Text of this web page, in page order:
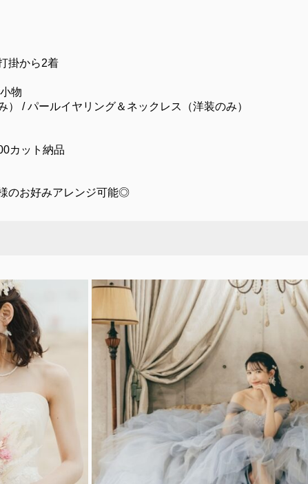
掛から2着
物
/ パールイヤリング＆ネックレス（洋装のみ）
カット納品
のお好みアレンジ可能◎